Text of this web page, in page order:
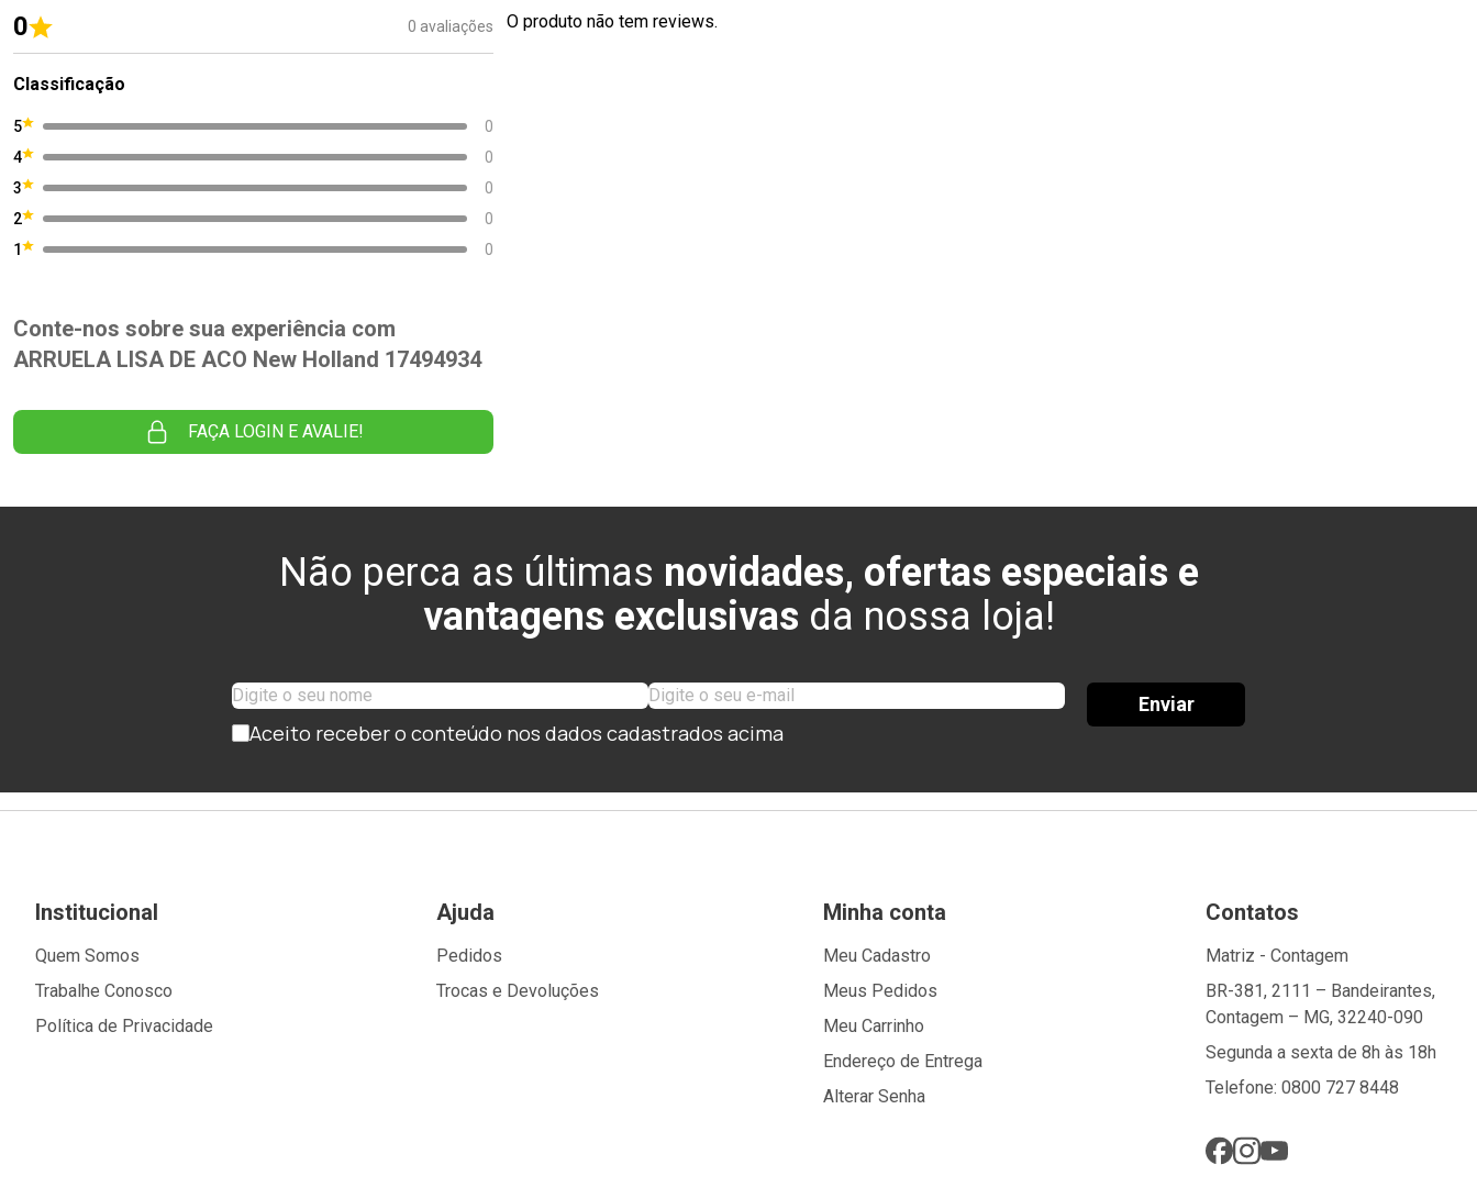
0 0 avaliações
Classificação
5
0
4
0
3
0
2
0
1
0
Conte-nos sobre sua experiência com
ARRUELA LISA DE ACO New Holland 17494934
FAÇA LOGIN E AVALIE!
O produto não tem reviews.
Não perca as últimas novidades, ofertas especiais e
vantagens exclusivas da nossa loja!
Aceito receber o conteúdo nos dados cadastrados acima
Enviar
Institucional
Quem Somos
Trabalhe Conosco
Política de Privacidade
Ajuda
Pedidos
Trocas e Devoluções
Minha conta
Meu Cadastro
Meus Pedidos
Meu Carrinho
Endereço de Entrega
Alterar Senha
Contatos
Matriz - Contagem
BR-381, 2111 – Bandeirantes,
Contagem – MG, 32240-090
Segunda a sexta de 8h às 18h
Telefone: 0800 727 8448